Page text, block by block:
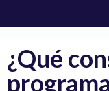
¿Qué